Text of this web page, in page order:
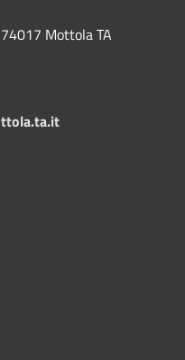
Mottola TA